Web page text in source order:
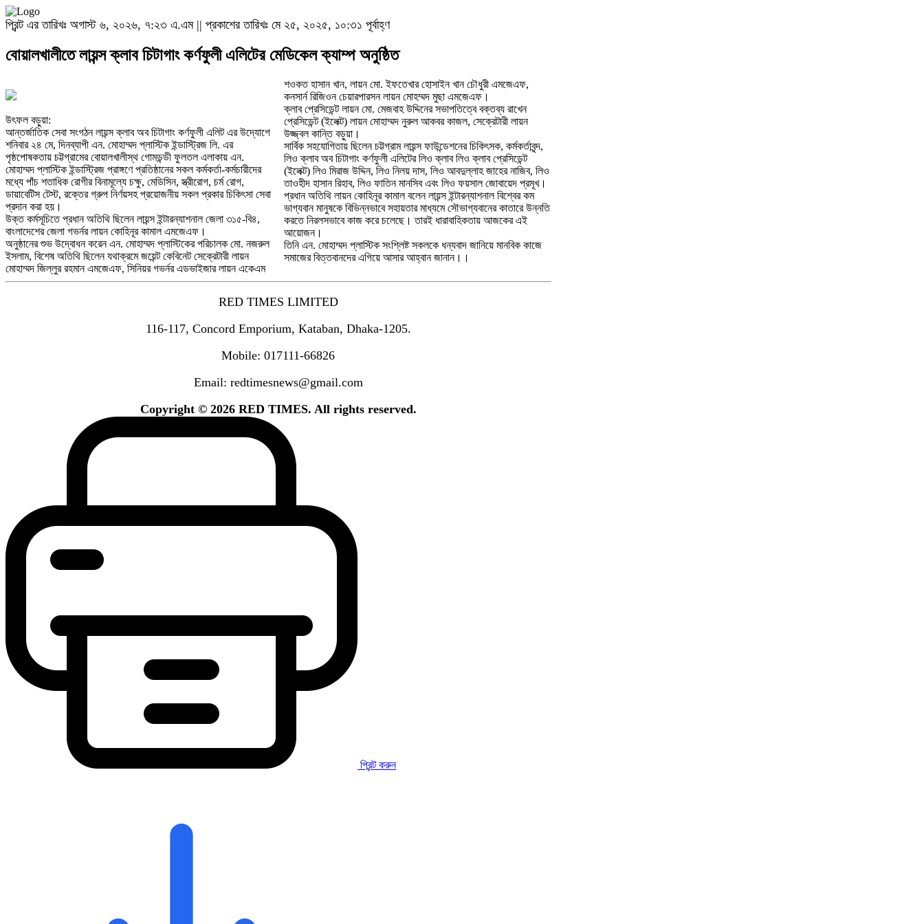
প্রিন্ট এর তারিখঃ অগাস্ট ৬, ২০২৬, ৭:২৩ এ.এম || প্রকাশের তারিখঃ মে ২৫, ২০২৫, ১০:৩১ পূর্বাহ্ণ
বোয়ালখালীতে লায়ন্স ক্লাব চিটাগাং কর্ণফুলী এলিটের মেডিকেল ক্যাম্প অনুষ্ঠিত
উৎফল বড়ুয়া:
আন্তর্জাতিক সেবা সংগঠন লায়ন্স ক্লাব অব চিটাগাং কর্ণফুলী এলিট এর উদ্যোগে
শনিবার ২৪ মে, দিনব্যাপী এন. মোহাম্মদ প্লাস্টিক ইন্ডাস্ট্রিজ লি. এর
পৃষ্ঠপোষকতায় চট্টগ্রামের বোয়ালখালীস্থ গোমডন্ডী ফুলতল এলাকায় এন.
মোহাম্মদ প্লাস্টিক ইন্ডাস্ট্রিজ প্রাঙ্গণে প্রতিষ্ঠানের সকল কর্মকর্তা-কর্মচারীদের
মধ্যে পাঁচ শতাধিক রোগীর বিনামূল্যে চক্ষু, মেডিসিন, স্ত্রীরোগ, চর্ম রোগ,
ডায়াবেটিস টেস্ট, রক্তের গ্রুপ নির্ণয়সহ প্রয়োজনীয় সকল প্রকার চিকিৎসা সেবা
প্রদান করা হয়।
উক্ত কর্মসূচিতে প্রধান অতিথি ছিলেন লায়ন্স ইন্টারন্যাশনাল জেলা ৩১৫-বি৪,
বাংলাদেশের জেলা গভর্নর লায়ন কোহিনূর কামাল এমজেএফ।
অনুষ্ঠানের শুভ উদ্বোধন করেন এন. মোহাম্মদ প্লাস্টিকের পরিচালক মো. নজরুল
ইসলাম, বিশেষ অতিথি ছিলেন যথাক্রমে জয়েন্ট কেবিনেট সেক্রেটারী লায়ন
মোহাম্মদ জিল্লুর রহমান এমজেএফ, সিনিয়র গভর্নর এডভাইজার লায়ন একেএম
শওকত হাসান খান, লায়ন মো. ইফতেখার হোসাইন খান চৌধুরী এমজেএফ,
কনসার্ন রিজিওন চেয়ারপারসন লায়ন মোহম্মদ মুছা এমজেএফ।
ক্লাব প্রেসিডেন্ট লায়ন মো. মেজবাহ উদ্দিনের সভাপতিত্বে বক্তব্য রাখেন
প্রেসিডেন্ট (ইলেক্ট) লায়ন মোহাম্মদ নুরুল আকবর কাজল, সেক্রেটারী লায়ন
উজ্জ্বল কান্তি বড়ুয়া।
সার্বিক সহযোগিতায় ছিলেন চট্টগ্রাম লায়ন্স ফাউন্ডেশনের চিকিৎসক, কর্মকর্তাবৃন্দ,
লিও ক্লাব অব চিটাগাং কর্ণফুলী এলিটের লিও ক্লাব লিও ক্লাব প্রেসিডেন্ট
(ইলেক্ট) লিও মিরাজ উদ্দিন, লিও নিলয় দাস, লিও আবদুল্লাহ জাহের নাজিব, লিও
তাওহীদ হাসান রিহাব, লিও ফাতিন মানসিব এবং লিও ফয়সাল জোবায়েদ প্রমূখ।
প্রধান অতিথি লায়ন কোহিনূর কামাল বলেন লায়ন্স ইন্টারন্যাশনাল বিশ্বের কম
ভাগ্যবান মানুষকে বিভিন্নভাবে সহায়তার মাধ্যমে সৌভাগ্যবানের কাতারে উন্নতি
করতে নিরলসভাবে কাজ করে চলেছে। তারই ধারাবাহিকতায় আজকের এই
আয়োজন।
তিনি এন. মোহাম্মদ প্লাস্টিক সংশ্লিষ্ট সকলকে ধন্যবাদ জানিয়ে মানবিক কাজে
সমাজের বিত্তবানদের এগিয়ে আসার আহ্বান জানান।।
RED TIMES LIMITED
116-117, Concord Emporium, Kataban, Dhaka-1205.
Mobile: 017111-66826
Email: redtimesnews@gmail.com
Copyright © 2026 RED TIMES. All rights reserved.
প্রিন্ট করুন